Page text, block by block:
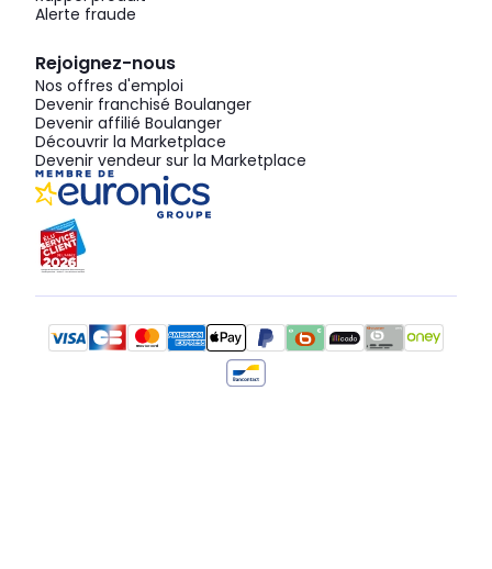
Alerte fraude
Rejoignez-nous
Nos offres d'emploi
Devenir franchisé Boulanger
Devenir affilié Boulanger
Découvrir la Marketplace
Devenir vendeur sur la Marketplace